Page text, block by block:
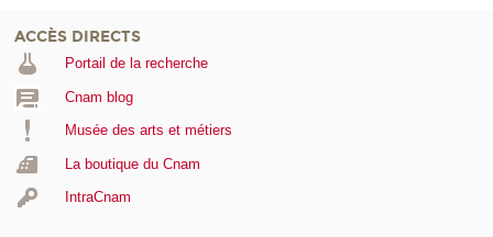
ACCÈS DIRECTS
Portail de la recherche
Cnam blog
Musée des arts et métiers
La boutique du Cnam
IntraCnam